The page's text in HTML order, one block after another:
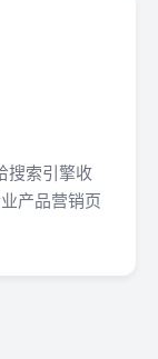
搜索引擎收
产品营销页